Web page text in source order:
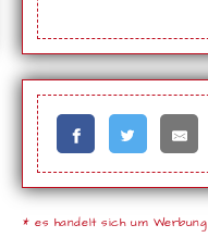
* es handelt sich um